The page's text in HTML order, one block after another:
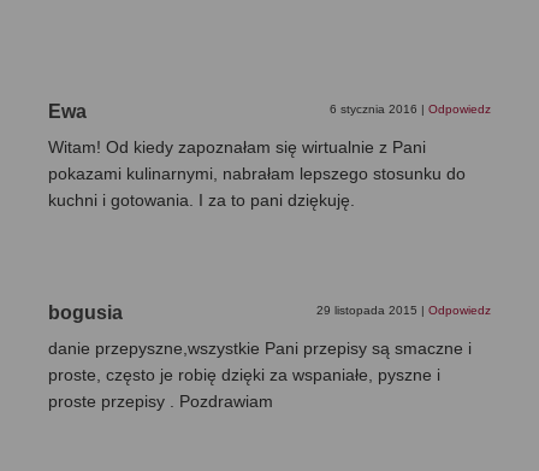
Ewa 6 stycznia 2016 | Odpowiedz
Witam! Od kiedy zapoznałam się wirtualnie z Pani
pokazami kulinarnymi, nabrałam lepszego stosunku do
kuchni i gotowania. I za to pani dziękuję.
bogusia 29 listopada 2015 | Odpowiedz
danie przepyszne,wszystkie Pani przepisy są smaczne i
proste, często je robię dzięki za wspaniałe, pyszne i
proste przepisy . Pozdrawiam